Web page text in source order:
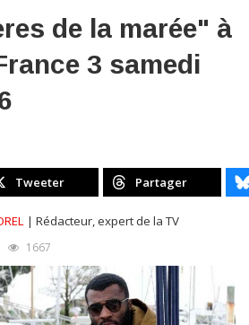
de la marée" à
3 samedi
Tweeter Partager
| Rédacteur, expert de la TV
1667